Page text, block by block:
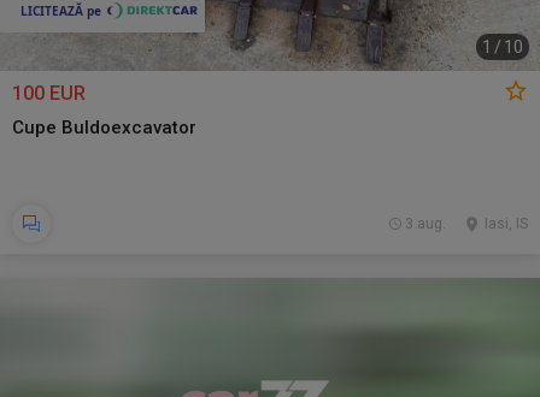
1 / 10
100 EUR
Cupe Buldoexcavator
Iasi, IS
3 aug.